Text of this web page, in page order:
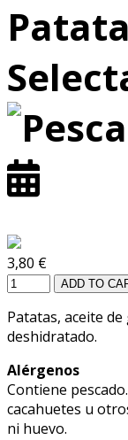
3,80 €
ADD TO
Patatas, aceite
deshidratado.
Alérgenos
Contiene
cacahuetes u
ni huevo.